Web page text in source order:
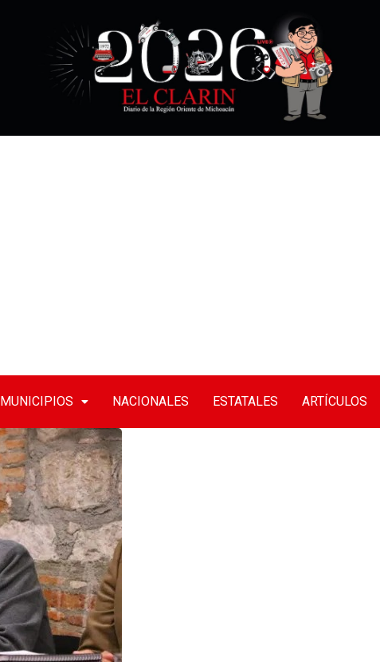
MUNICIPIOS NACIONALES ESTATALES ARTÍCULOS